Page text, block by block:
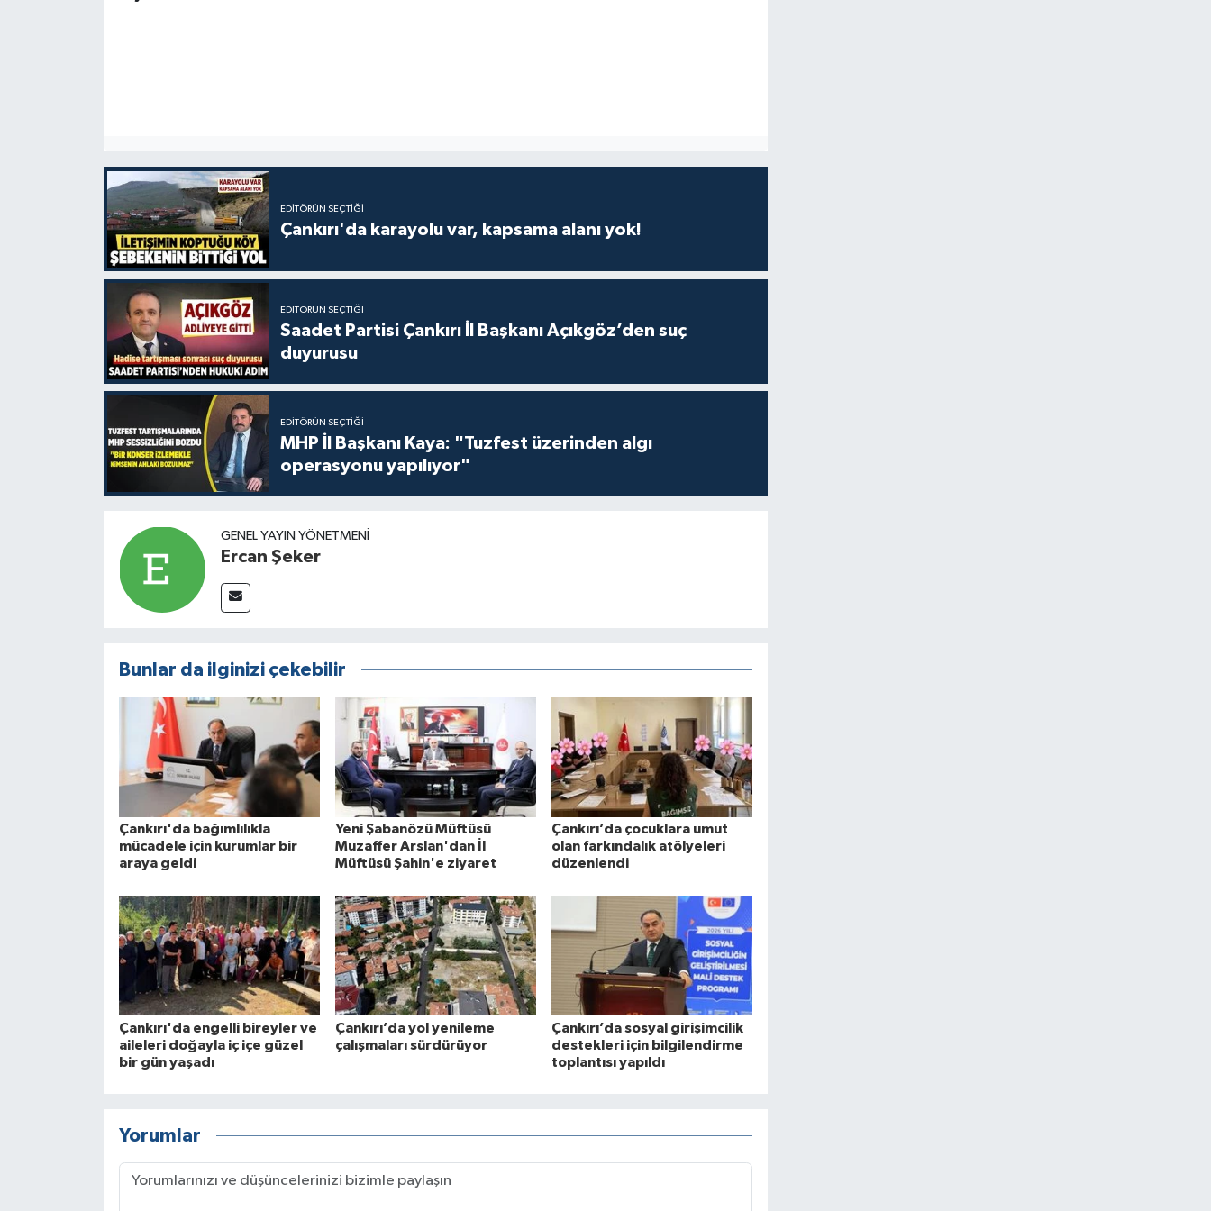
EDITÖRÜN SEÇTIĞI
Çankırı'da karayolu var, kapsama alanı yok!
EDITÖRÜN SEÇTIĞI
Saadet Partisi Çankırı İl Başkanı Açıkgöz’den suç
duyurusu
EDITÖRÜN SEÇTIĞI
MHP İl Başkanı Kaya: "Tuzfest üzerinden algı
operasyonu yapılıyor"
GENEL YAYIN YÖNETMENI
Ercan Şeker
Bunlar da ilginizi çekebilir
Çankırı'da bağımlılıkla
mücadele için kurumlar bir
araya geldi
Yeni Şabanözü Müftüsü
Muzaffer Arslan'dan İl
Müftüsü Şahin'e ziyaret
Çankırı’da çocuklara umut
olan farkındalık atölyeleri
düzenlendi
Çankırı'da engelli bireyler ve
aileleri doğayla iç içe güzel
bir gün yaşadı
Çankırı’da yol yenileme
çalışmaları sürdürüyor
Çankırı’da sosyal girişimcilik
destekleri için bilgilendirme
toplantısı yapıldı
Yorumlar